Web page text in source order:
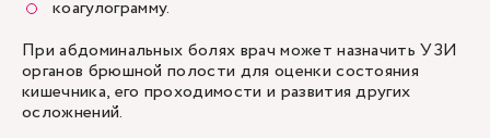
коагулограмму.
При абдоминальных болях врач может назначить УЗИ
органов брюшной полости для оценки состояния
кишечника, его проходимости и развития других
осложнений.